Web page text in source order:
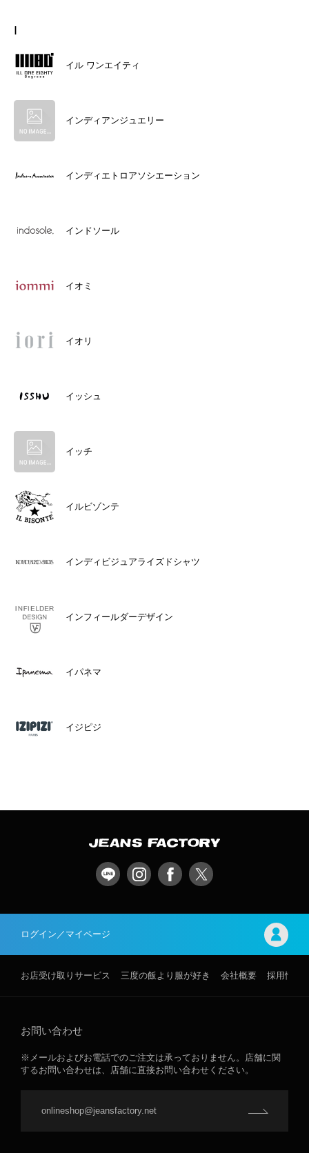
I
イル ワンエイティ
インディアンジュエリー
インディエトロアソシエーション
インドソール
イオミ
イオリ
イッシュ
イッチ
イルビゾンテ
インディビジュアライズドシャツ
インフィールダーデザイン
イパネマ
イジピジ
ログイン／マイページ
お店受け取りサービス 三度の飯より服が好き 会社概要 採用情報
お問い合わせ
※メールおよびお電話でのご注文は承っておりません。店舗に関
するお問い合わせは、店舗に直接お問い合わせください。
onlineshop@jeansfactory.net